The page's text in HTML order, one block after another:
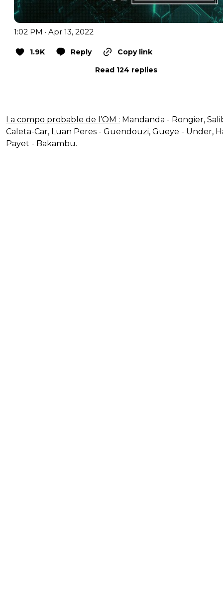
1:02 PM · Apr 13, 2022
1.9K Reply
Copy link
Read 124 replies
La compo probable de l’OM : Mandanda - Rongier,
Caleta-Car, Luan Peres - Guendouzi, Gueye - Under,
Payet - Bakambu.